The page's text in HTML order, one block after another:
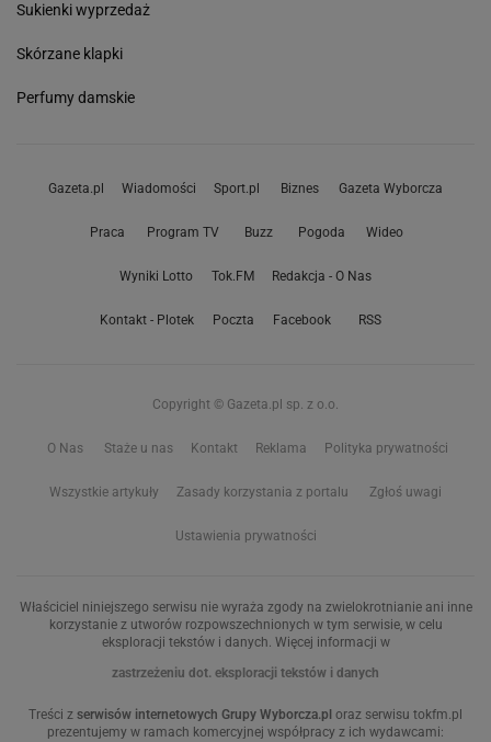
Sukienki wyprzedaż
Skórzane klapki
Perfumy damskie
Gazeta.pl Wiadomości Sport.pl Biznes Gazeta Wyborcza
Praca Program TV Buzz Pogoda Wideo
Wyniki Lotto Tok.FM Redakcja - O Nas
Kontakt - Plotek Poczta Facebook RSS
Copyright © Gazeta.pl sp. z o.o.
O Nas Staże u nas Kontakt Reklama Polityka prywatności
Wszystkie artykuły Zasady korzystania z portalu Zgłoś uwagi
Ustawienia prywatności
Właściciel niniejszego serwisu nie wyraża zgody na zwielokrotnianie ani inne
korzystanie z utworów rozpowszechnionych w tym serwisie, w celu
eksploracji tekstów i danych. Więcej informacji w
zastrzeżeniu dot. eksploracji tekstów i danych
Treści z serwisów internetowych Grupy Wyborcza.pl oraz serwisu tokfm.pl
prezentujemy w ramach komercyjnej współpracy z ich wydawcami: